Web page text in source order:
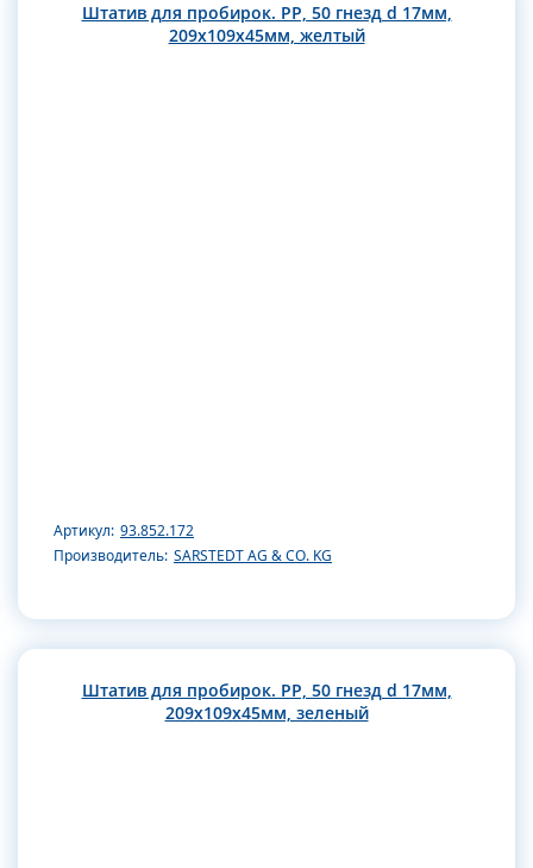
Штатив для пробирок. РР, 50 гнезд d 17мм,
209х109х45мм, желтый
Артикул: 93.852.172
Производитель: SARSTEDT AG & CO. KG
Штатив для пробирок. РР, 50 гнезд d 17мм,
209х109х45мм, зеленый